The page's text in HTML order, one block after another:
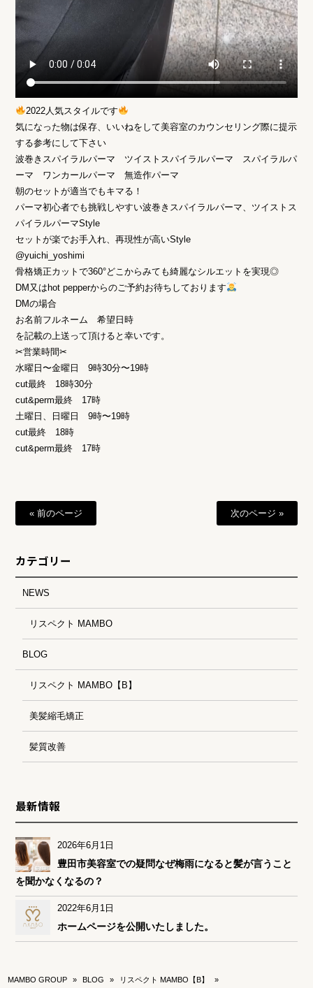
2022人気スタイルです
気になった物は保存、いいねをして美容室のカウンセリング際に提示
する参考にして下さい
波巻きスパイラルパーマ ツイストスパイラルパーマ スパイラルパ
ーマ ワンカールパーマ 無造作パーマ
朝のセットが適当でもキマる！
パーマ初心者でも挑戦しやすい波巻きスパイラルパーマ、ツイストス
パイラルパーマStyle
セットが楽でお手入れ、再現性が高いStyle
@yuichi_yoshimi
骨格矯正カットで360°どこからみても綺麗なシルエットを実現◎
DM又はhot pepperからのご予約お待ちしております
DMの場合
お名前フルネーム 希望日時
を記載の上送って頂けると幸いです。
✂︎営業時間✂︎
水曜日〜金曜日 9時30分〜19時
cut最終 18時30分
cut&perm最終 17時
土曜日、日曜日 9時〜19時
cut最終 18時
cut&perm最終 17時
« 前のページ 次のページ »
カテゴリー
NEWS
リスペクト MAMBO
BLOG
リスペクト MAMBO【B】
美髪縮毛矯正
髪質改善
最新情報
2026年6月1日
豊田市美容室での疑問なぜ梅雨になると髪が言うこと
を聞かなくなるの？
2022年6月1日
ホームページを公開いたしました。
MAMBO GROUP » BLOG » リスペクト MAMBO【B】 »